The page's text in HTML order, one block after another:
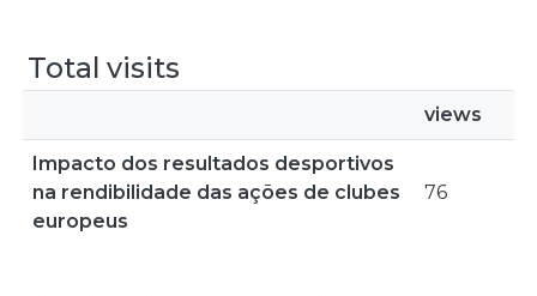
Total visits
views
Impacto dos resultados desportivos
na rendibilidade das ações de clubes
europeus
76